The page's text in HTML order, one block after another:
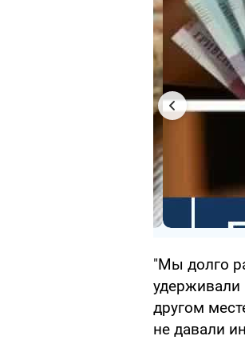
"Мы долго
другом
не давали